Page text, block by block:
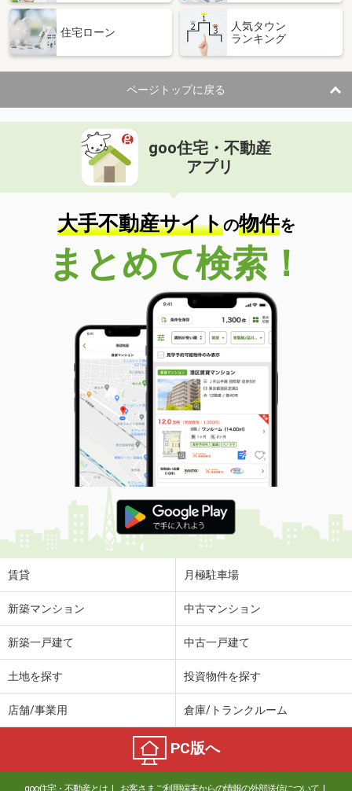
住宅ローン
人気タウン
ランキング
ページトップに戻る
goo住宅・不動産
アプリ
大手不動産サイトの物件を
まとめて検索！
賃貸 月極駐車場
新築マンション 中古マンション
新築一戸建て 中古一戸建て
土地を探す 投資物件を探す
店舗/事業用 倉庫/トランクルーム
PC版へ
goo住宅・不動産とは お客さまご利用端末からの情報の外部送信について